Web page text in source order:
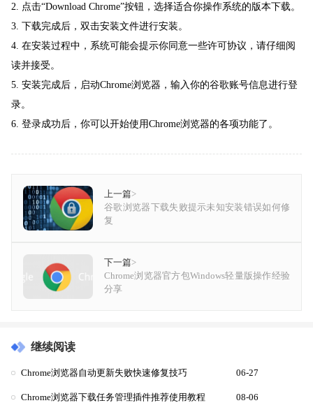
2. 点击“Download Chrome”按钮，选择适合你操作系统的版本下载。
3. 下载完成后，双击安装文件进行安装。
4. 在安装过程中，系统可能会提示你同意一些许可协议，请仔细阅
读并接受。
5. 安装完成后，启动Chrome浏览器，输入你的谷歌账号信息进行登
录。
6. 登录成功后，你可以开始使用Chrome浏览器的各项功能了。
上一篇>
谷歌浏览器下载失败提示未知安装错误如何修
复
下一篇>
Chrome浏览器官方包Windows轻量版操作经验
分享
继续阅读
Chrome浏览器自动更新失败快速修复技巧 06-27
Chrome浏览器下载任务管理插件推荐使用教程 08-06